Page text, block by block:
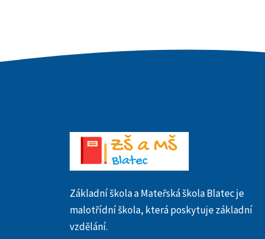
Základní škola a Mateřská škola Blatec je
malotřídní škola, která poskytuje základní
vzdělání.